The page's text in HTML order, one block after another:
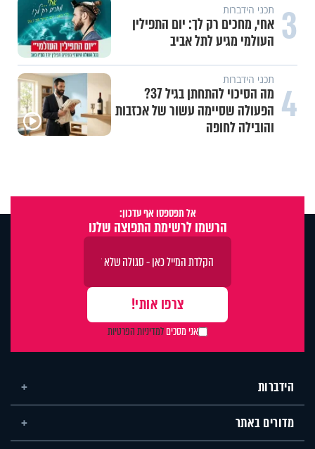
3 תכני הידברות
אחי, מחכים רק לך: יום התפילין
העולמי מגיע לתל אביב
4 תכני הידברות
מה הסיכוי להתחתן בגיל 37?
הפעולה שסיימה עשור של אכזבות
והובילה לחופה
אל תפספסו אף עדכון:
הרשמו לרשימת התפוצה שלנו
אני מסכיםלמדיניות הפרטיות
הידברות
מדורים באתר